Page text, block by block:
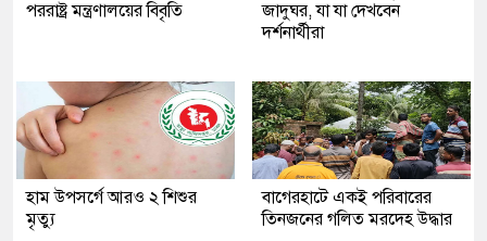
পররাষ্ট্র মন্ত্রণালয়ের বিবৃতি
জাদুঘর, যা যা দেখবেন
দর্শনার্থীরা
হাম উপসর্গে আরও ২ শিশুর
মৃত্যু
‎বাগেরহাটে একই পরিবারের
তিনজনের গলিত মরদেহ উদ্ধার